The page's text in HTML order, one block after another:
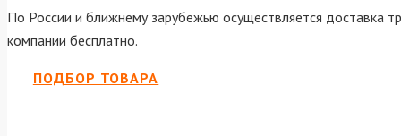
По России и ближнему зарубежью осуществляется доставка
компании бесплатно.
ПОДБОР ТОВАРА